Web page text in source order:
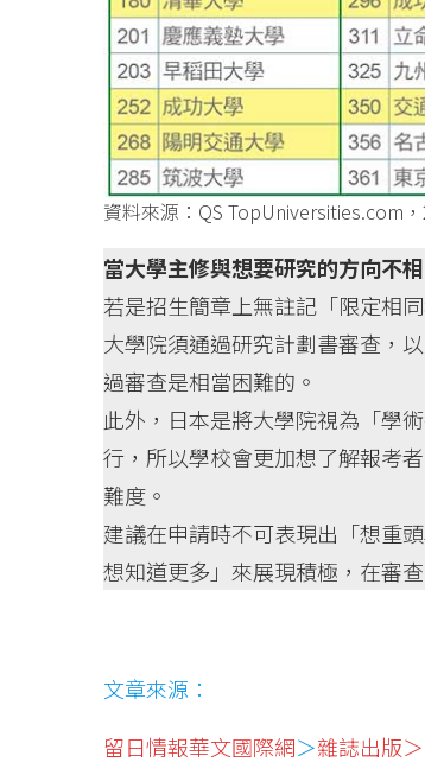
資料來源：QS TopUniversities.com
當大學主修與想要研究的方向不
若是招生簡章上無註記「限定相
大學院須通過研究計劃書審查，
過審查是相當困難的。
此外，日本是將大學院視為「學
行，所以學校會更加想了解報考
難度。
建議在申請時不可表現出「想重
想知道更多」來展現積極，在審
文章來源：
留日情報華文國際網＞雜誌出版